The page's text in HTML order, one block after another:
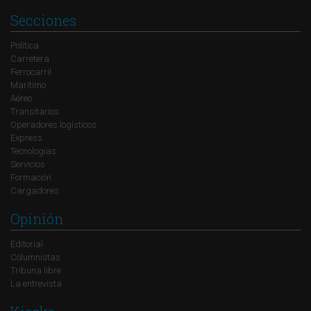
Secciones
Política
Carretera
Ferrocarril
Marítimo
Aéreo
Transitarios
Operadores logísticos
Express
Tecnologías
Servicios
Formación
Cargadores
Opinión
Editorial
Columnistas
Tribuna libre
La entrevista